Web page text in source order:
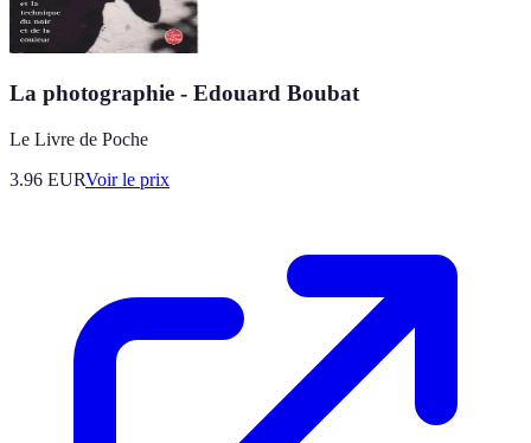
La photographie - Edouard Boubat
Le Livre de Poche
3.96 EURVoir le prix